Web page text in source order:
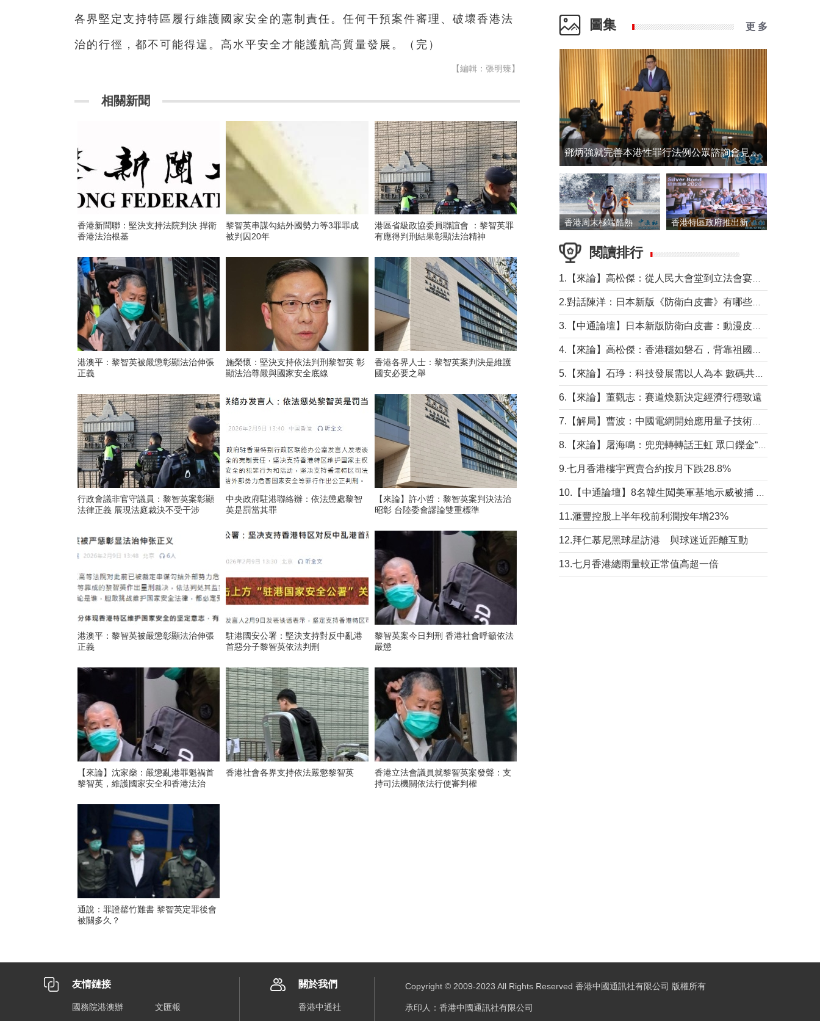
各界堅定支持特區履行維護國家安全的憲制責任。任何干預案件審理、破壞香港法
治的行徑，都不可能得逞。高水平安全才能護航高質量發展。（完）
【編輯：張明臻】
相關新聞
香港新聞聯：堅決支持法院判決 捍衛
香港法治根基
黎智英串謀勾結外國勢力等3罪罪成
被判囚20年
港區省級政協委員聯誼會 ：黎智英罪
有應得判刑結果彰顯法治精神
港澳平：黎智英被嚴懲彰顯法治伸張
正義
施榮懷：堅決支持依法判刑黎智英 彰
顯法治尊嚴與國家安全底線
香港各界人士：黎智英案判決是維護
國安必要之舉
行政會議非官守議員：黎智英案彰顯
法律正義 展現法庭裁決不受干涉
中央政府駐港聯絡辦：依法懲處黎智
英是罰當其罪
【來論】許小哲：黎智英案判決法治
昭彰 台陸委會謬論雙重標準
港澳平：黎智英被嚴懲彰顯法治伸張
正義
駐港國安公署：堅決支持對反中亂港
首惡分子黎智英依法判刑
黎智英案今日判刑 香港社會呼籲依法
嚴懲
【來論】沈家燊：嚴懲亂港罪魁禍首
黎智英，維護國家安全和香港法治
香港社會各界支持依法嚴懲黎智英
香港立法會議員就黎智英案發聲：支
持司法機關依法行使審判權
通說：罪證罄竹難書 黎智英定罪後會
被關多久？
圖集 更 多
鄧炳強就完善本港性罪行法例公眾諮詢會見傳媒
香港周末極端酷熱 新界部分地區高見36度 香港特區政府推出新一批銀色債券 每手1萬元保底息4.25厘
閱讀排行
6.【來論】董觀志：賽道煥新決定經濟行穩致遠
9.七月香港樓宇買賣合約按月下跌28.8%
11.滙豐控股上半年稅前利潤按年增23%
12.拜仁慕尼黑球星訪港 與球迷近距離互動
13.七月香港總雨量較正常值高超一倍
友情鏈接
國務院港澳辦
文匯報
關於我們
香港中通社
Copyright © 2009-2023 All Rights Reserved 香港中國通訊社有限公司 版權所有
承印人：香港中國通訊社有限公司